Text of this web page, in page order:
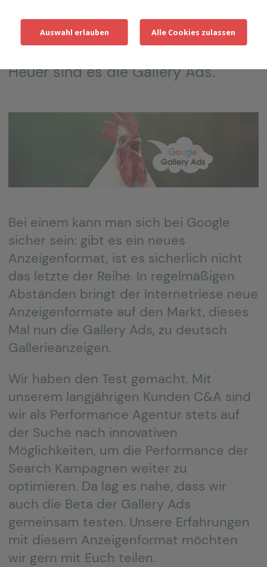
Auswahl erlauben Alle Cookies zulassen
Search Ads (RSAs) im Bereich
Search Engine Advertising (SEA).
Heuer sind es die Gallery Ads.
Bei einem kann man sich bei Google
sicher sein: gibt es ein neues
Anzeigenformat, ist es sicherlich nicht
das letzte der Reihe. In regelmäßigen
Abständen bringt der Internetriese neue
Anzeigenformate auf den Markt, dieses
Mal nun die Gallery Ads, zu deutsch
Gallerieanzeigen.
Wir haben den Test gemacht. Mit
unserem langjährigen Kunden C&A sind
wir als Performance Agentur stets auf
der Suche nach innovativen
Möglichkeiten, um die Performance der
Search Kampagnen weiter zu
optimieren. Da lag es nahe, dass wir
auch die Beta der Gallery Ads
gemeinsam testen. Unsere Erfahrungen
mit diesem Anzeigenformat möchten
wir gern mit Euch teilen.